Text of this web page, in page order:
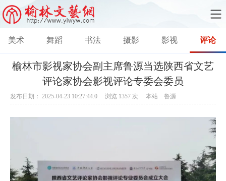
美术 舞蹈 书法 摄影 影视 评论
榆林市影视家协会副主席鲁源当选陕西省文艺
评论家协会影视评论专委会委员
发布日期： 2025-04-23 10:27:44.0 浏览 1357 次 本站 鲁源